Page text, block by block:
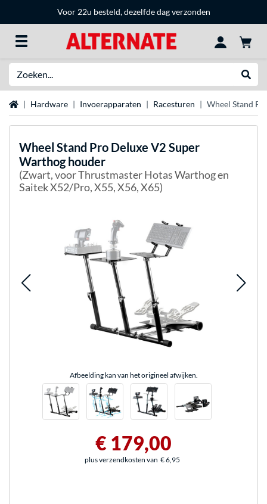
Voor 22u besteld, dezelfde dag verzonden
Home Hardware Invoerapparaten Racesturen Wheel Stand
Wheel Stand Pro Deluxe V2 Super
Warthog houder
(Zwart, voor Thrustmaster Hotas Warthog en
Saitek X52/Pro, X55, X56, X65)
Afbeelding kan van het origineel afwijken.
€ 179,00
plus verzendkosten van € 6,95